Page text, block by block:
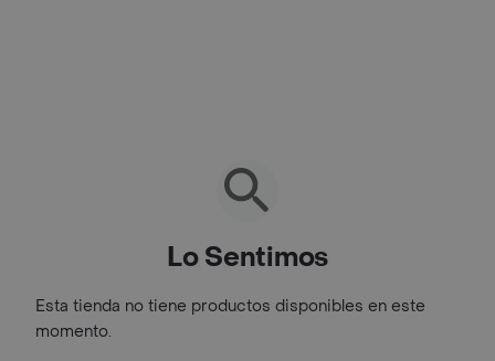
Lo Sentimos
Esta tienda no tiene productos disponibles en este
momento.